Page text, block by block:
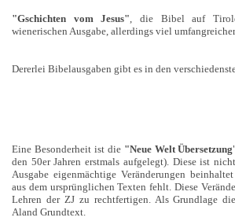
"Gschichten vom Jesus" , die Bibel auf
wienerischen Ausgabe, allerdings viel
Dererlei Bibelausgaben gibt es in den
Eine Besonderheit ist die "Neue Welt Übersetzung
den 50er Jahren erstmals aufgelegt). Diese ist
Ausgabe eigenmächtige Veränderungen
aus dem ursprünglichen Texten fehlt. Diese
Lehren der ZJ zu rechtfertigen. Als Grundlage
Aland Grundtext.